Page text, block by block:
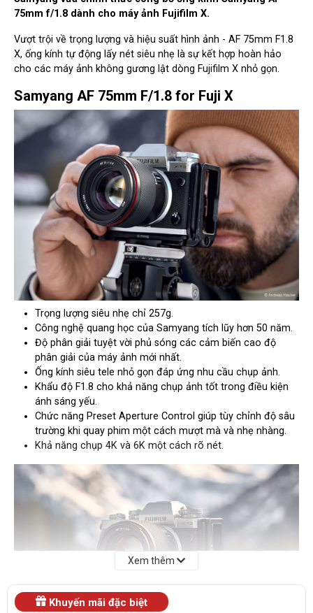
75mm f/1.8 dành cho máy ảnh Fujifilm X.
Vượt trội về trọng lượng và hiệu suất hình ảnh - AF 75mm F1.8
X, ống kính tự động lấy nét siêu nhẹ là sự kết hợp hoàn hảo
cho các máy ảnh không gương lật dòng Fujifilm X nhỏ gọn.
Samyang AF 75mm F/1.8 for Fuji X
Trọng lượng siêu nhẹ chỉ 257g.
Công nghệ quang học của Samyang tích lũy hơn 50 năm.
Độ phân giải tuyệt vời phủ sóng các cảm biến cao độ
phân giải của máy ảnh mới nhất.
Ống kính siêu tele nhỏ gọn đáp ứng nhu cầu chụp ảnh.
Khẩu độ F1.8 cho khả năng chụp ảnh tốt trong điều kiện
ánh sáng yếu.
Chức năng Preset Aperture Control giúp tùy chỉnh độ sâu
trường khi quay phim một cách mượt mà và nhẹ nhàng.
Khả năng chụp 4K và 6K một cách rõ nét.
Xem thêm
Khuyến mãi đặc biệt